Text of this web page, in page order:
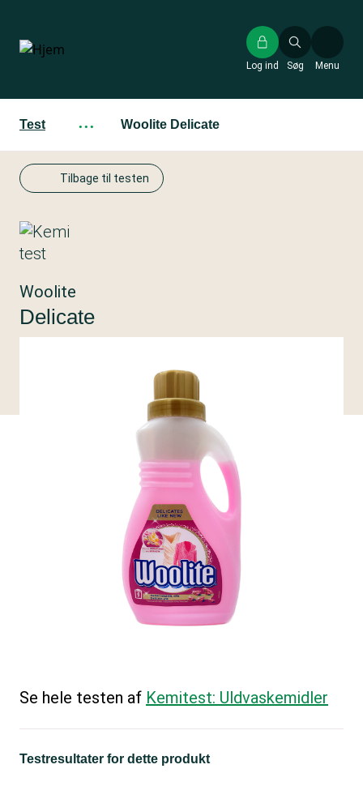
hovedindhold
Søg
Log ind Menu
Test ··· Woolite Delicate
Tilbage til testen
Woolite
Delicate
Se hele testen af Kemitest: Uldvaskemidler
Testresultater for dette produkt